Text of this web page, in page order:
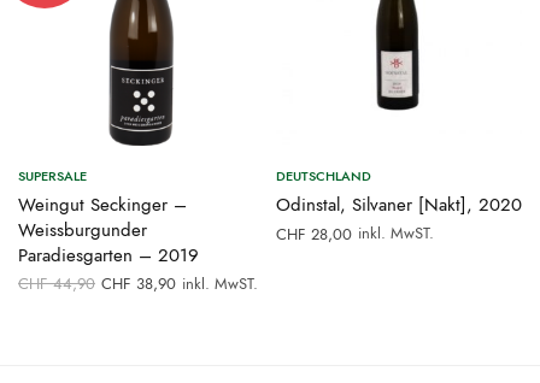
SUPERSALE
Weingut Seckinger –
Weissburgunder
Paradiesgarten – 2019
CHF44,90 Ursprünglicher
Preis war:
CHF 38,90Aktueller
inkl. MwST.
DEUTSCHLAND
Odinstal, Silvaner [Nakt], 2020
CHF 28,00 inkl. MwST.